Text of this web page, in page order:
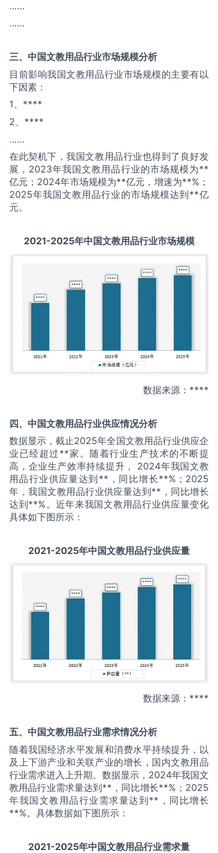
……
……
三、中国文教用品行业市场规模分析
目前影响我国文教用品行业市场规模的主要有以
下因素：
1、****
2、****
……
在此契机下，我国文教用品行业也得到了良好发
展，2023年我国文教用品行业的市场规模为**
亿元；2024年市场规模为**亿元，增速为**%；
2025年我国文教用品行业的市场规模达到**亿
元。
2021-2025年中国文教用品行业市场规模
数据来源：****
四、中国文教用品行业供应情况分析
数据显示，截止2025年全国文教用品行业供应企
业已经超过**家。随着行业生产技术的不断提
高，企业生产效率持续提升， 2024年我国文教
用品行业供应量达到**，同比增长**%；2025
年，我国文教用品行业供应量达到**，同比增长
达到**%。近年来我国文教用品行业供应量变化
具体如下图所示：
2021-2025年中国文教用品行业供应量
数据来源：****
五、中国文教用品行业需求情况分析
随着我国经济水平发展和消费水平持续提升，以
及上下游产业和关联产业的增长，国内文教用品
行业需求进入上升期。数据显示，2024年我国文
教用品行业需求量达到**，同比增长**%；2025
年我国文教用品行业需求量达到**，同比增长
**%。具体数据如下图所示：
2021-2025年中国文教用品行业需求量